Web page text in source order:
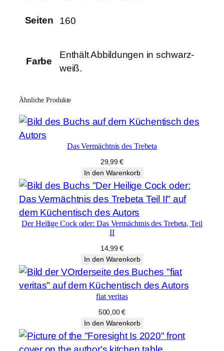
Seiten 160
Farbe
Enthält Abbildungen in schwarz-
weiß.
Ähnliche Produkte
Das Vermächtnis des Tre­beta
29,99€
In den Warenkorb
Der Heilige Cock oder: Das Vermächtnis des Tre­beta, Teil
II
14,99€
In den Warenkorb
fiat veritas
500,00€
In den Warenkorb